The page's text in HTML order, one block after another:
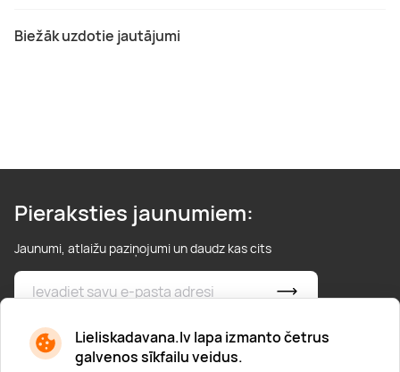
Lieliskadavana.lv lapa izmanto četrus
galvenos sīkfailu veidus.
Biežāk uzdotie jautājumi
Pieraksties jaunumiem:
Jaunumi, atlaižu paziņojumi un daudz kas cits
* Esmu iepazinies/usies ar privātuma politiku